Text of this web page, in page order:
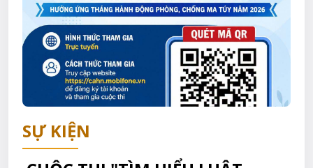
SỰ KIỆN